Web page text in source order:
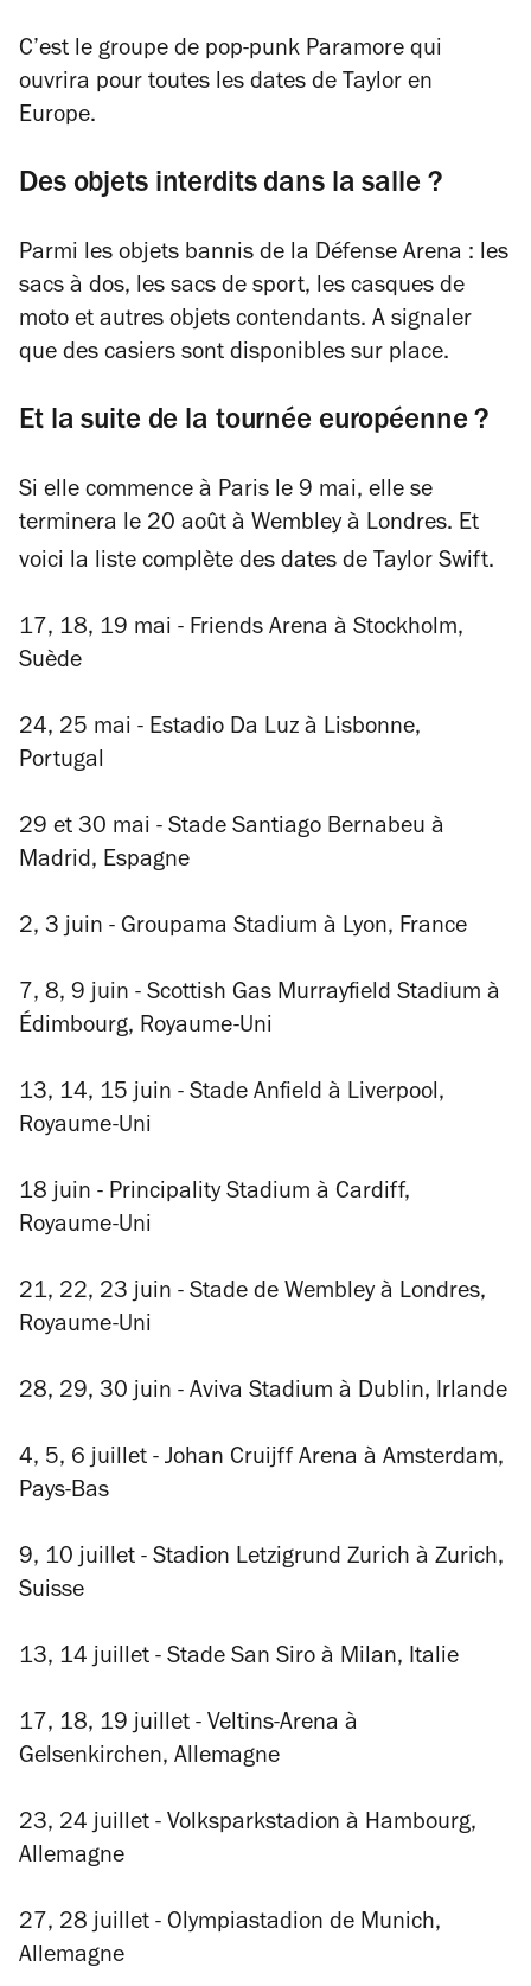
C’est le groupe de pop-punk Paramore qui
ouvrira pour toutes les dates de Taylor en
Europe.
Des objets interdits dans la salle ?
Parmi les objets bannis de la Défense Arena : les
sacs à dos, les sacs de sport, les casques de
moto et autres objets contendants. A signaler
que des casiers sont disponibles sur place.
Et la suite de la tournée européenne ?
Si elle commence à Paris le 9 mai, elle se
terminera le 20 août à Wembley à Londres. Et
voici la liste complète des dates de Taylor Swift.
17, 18, 19 mai - Friends Arena à Stockholm,
Suède
24, 25 mai - Estadio Da Luz à Lisbonne,
Portugal
29 et 30 mai - Stade Santiago Bernabeu à
Madrid, Espagne
2, 3 juin - Groupama Stadium à Lyon, France
7, 8, 9 juin - Scottish Gas Murrayfield Stadium à
Édimbourg, Royaume-Uni
13, 14, 15 juin - Stade Anfield à Liverpool,
Royaume-Uni
18 juin - Principality Stadium à Cardiff,
Royaume-Uni
21, 22, 23 juin - Stade de Wembley à Londres,
Royaume-Uni
28, 29, 30 juin - Aviva Stadium à Dublin, Irlande
4, 5, 6 juillet - Johan Cruijff Arena à Amsterdam,
Pays-Bas
9, 10 juillet - Stadion Letzigrund Zurich à Zurich,
Suisse
13, 14 juillet - Stade San Siro à Milan, Italie
17, 18, 19 juillet - Veltins-Arena à
Gelsenkirchen, Allemagne
23, 24 juillet - Volksparkstadion à Hambourg,
Allemagne
27, 28 juillet - Olympiastadion de Munich,
Allemagne